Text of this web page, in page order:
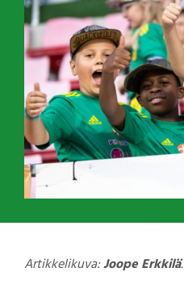
Artikkelikuva:Joope Erkkilä.